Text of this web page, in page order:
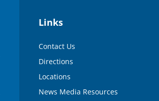
Links
Contact Us
Directions
Locations
News Media Resources